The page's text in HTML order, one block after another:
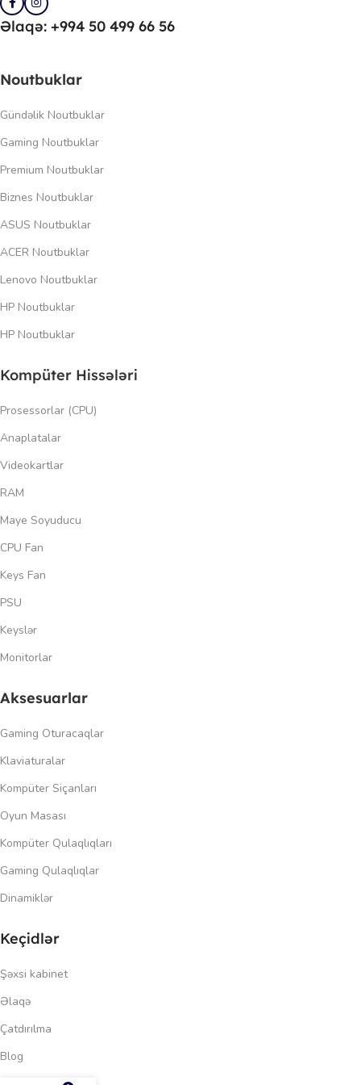
Əlaqə: +994 50 499 66 56
Noutbuklar
Gündəlik Noutbuklar
Gaming Noutbuklar
Premium Noutbuklar
Biznes Noutbuklar
ASUS Noutbuklar
ACER Noutbuklar
Lenovo Noutbuklar
HP Noutbuklar
HP Noutbuklar
Kompüter Hissələri
Prosessorlar (CPU)
Anaplatalar
Videokartlar
RAM
Maye Soyuducu
CPU Fan
Keys Fan
PSU
Keyslər
Monitorlar
Aksesuarlar
Gaming Oturacaqlar
Klaviaturalar
Kompüter Siçanları
Oyun Masası
Kompüter Qulaqlıqları
Gaming Qulaqlıqlar
Dinamiklər
Keçidlər
Şəxsi kabinet
Əlaqə
Çatdırılma
Blog